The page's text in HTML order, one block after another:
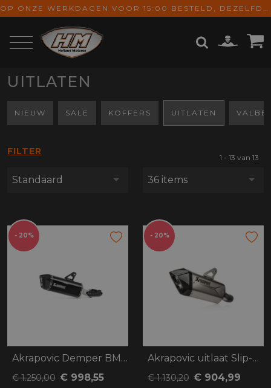
OP ONZE WERKDAGEN VOOR 15:00 BESTELD, DEZELFDE DAG VERZONDEN! GRATIS VERZENDING VANAF € 65,-
UITLATEN
NIEUW SALE KOFFERS UITLATEN
FILTER
Standaard
1 - 13 van 13
36 items
- 20%
Akrapovic Demper BMW R1200/1250GS
€ 1.250,00 € 998,55
- 20%
Akrapovic uitlaat Slip-on BMW R1300GS
€ 1.130,20 € 904,99